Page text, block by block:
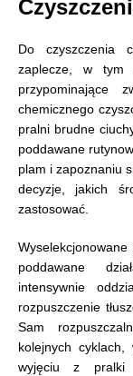
Do czyszczenia
zaplecze, w tym
przypominające
chemicznego
pralni brudne
poddawane
plam i zapoznaniu
decyzje, jakich
zastosować.
poddawane
intensywnie
rozpuszczenie
Sam
kolejnych
wyjęciu z